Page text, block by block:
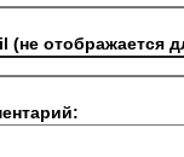
(не отображается